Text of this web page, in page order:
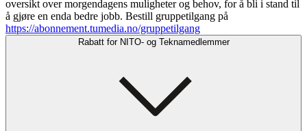
oversikt over morgendagens muligheter og behov, for å bli i stand til
å gjøre en enda bedre jobb. Bestill gruppetilgang på
https://abonnement.tumedia.no/gruppetilgang
Rabatt for NITO- og Teknamedlemmer